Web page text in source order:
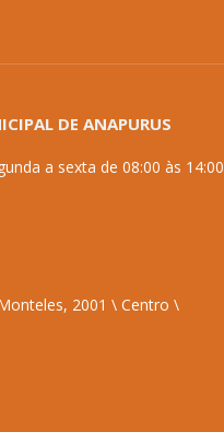
DE ANAPURUS
a sexta de 08:00 às 14:00
2001 \ Centro \